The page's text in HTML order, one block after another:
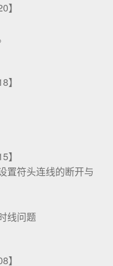
】
】
】
置符头连线的断开与
线问题
】